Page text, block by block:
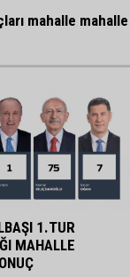
mahalle mahalle
1.TUR
MAHALLE